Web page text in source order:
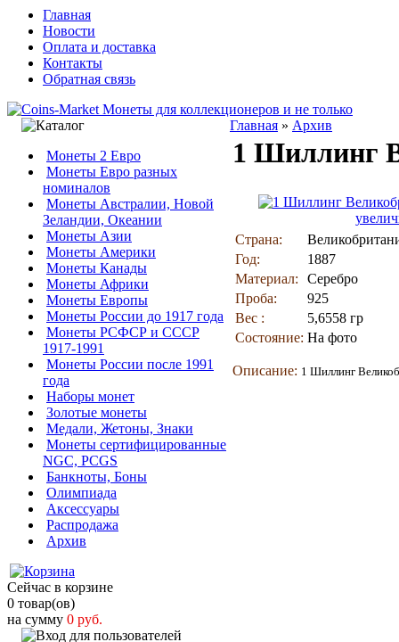
Главная
Новости
Оплата и доставка
Контакты
Обратная связь
Монеты 2 Евро
Монеты Евро разных
номиналов
Монеты Австралии, Новой
Зеландии, Океании
Монеты Азии
Монеты Америки
Монеты Канады
Монеты Африки
Монеты Европы
Монеты России до 1917 года
Монеты РСФСР и СССР
1917-1991
Монеты России после 1991
года
Наборы монет
Золотые монеты
Медали, Жетоны, Знаки
Монеты сертифицированные
NGC, PCGS
Банкноты, Боны
Олимпиада
Аксессуары
Распродажа
Архив
Сейчас в корзине
0 товар(ов)
на сумму 0 руб.
Главная » Архив
1 Шиллинг
Страна:
Год:
1887
Материал:
Серебро
Проба:
925
Вес :
5,6558 гр
Состояние: На фото
Описание: 1 Шиллинг